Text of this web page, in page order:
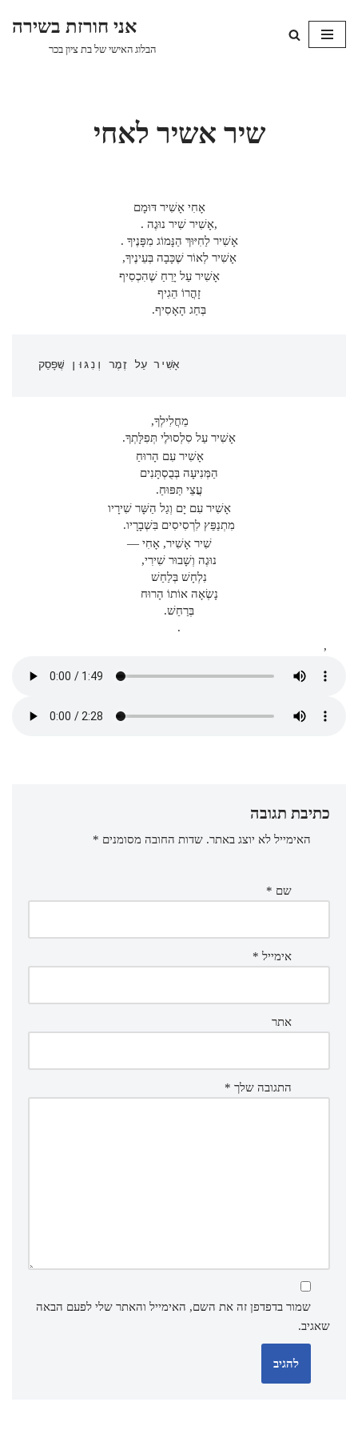
Skip
אני חורזת בשירה
הבלוג האישי של בת ציון בכר
שיר אשיר לאחי
אָחִי אָשִׁיר דּוּמָם
,אָשִׁיר שִׁיר נוּגֶה .
אָשִׁיר לַחִיּוּךְ הַנָּמוֹג מִפָּנֶיךָ .
אָשִׁיר לְאוֹר שֶׁכָּבָה בְּעֵינֶיךָ,
אָשִׁיר עַל יָרֵחַ שֶׁהִכְסִיף
זָהֳרוֹ הֵגִיף
בְּחַג הָאָסִיף.
אָשִׁיר עַל זֶמֶר וְנִגּוּן שֶׁפָּסַק
מֵחֲלִילְךָ,
אָשִׁיר עַל סִלְסוּלֶי תְּפִלָּתְךָ.
אָשִׁיר עִם הָרוּחַ
הַמְּנִיעָה בְּבֻסְתָּנִים
עֲצֵי תַּפּוּחַ.
אָשִׁיר עִם יָם וְגַל הַשָּׁר שִׁירָיו
מִתְנַפֵּץ לִרְסִיסִים בִּשְׁבָרָיו.
שִׁיר אָשִׁיר, אָחִי —
נוּגֶה וְשָׁבוּר שִׁירִי,
נִלְחָשׁ בְּלַחַשׁ
נָשְׂאָה אוֹתוֹ הָרוּח
בְּרַחַשׁ.
.
,
כתיבת תגובה
האימייל לא יוצג באתר. שדות החובה מסומנים *
שם *
אימייל *
אתר
התגובה שלך *
שמור בדפדפן זה את השם, האימייל והאתר שלי לפעם הבאה
שאגיב.